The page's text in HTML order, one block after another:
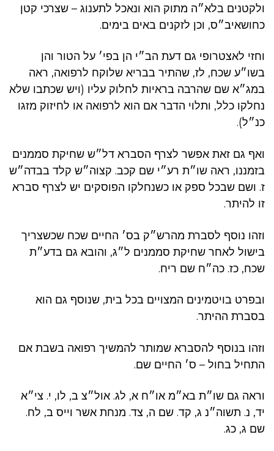
ולקטנים בלא״ה מתוק הוא ונאכל לתענוג – שצרכי קטן
כחושאיב״ס, וכן לזקנים באים בימים.
וחזי לאצטרופי גם דעת הב״י הן בפי׳ על הטור והן
בשו״ע שכח, לז, שהתיר בבריא שלוקח לרפואה, ראה
במג״א שם שהרבה בראיות לחלוק עליו (ויש שכתבו שלא
נחלקו כלל, ותלוי הדבר אם הוא לרפואה או לחיזוק מזגו
כנ״ל).
ואף גם זאת אפשר לצרף הסברא דל״ש שחיקת סממנים
בזמננו, ראה שו״ת רע״י שם קכב. קצוה״ש קלד בבדה״ש
ז. ושם שבכל ספק או כשנחלקו הפוסקים יש לצרף סברא
זו להיתר.
וזהו נוסף לסברת מהרש״ק בס׳ החיים שכח שכשצריך
בישול לאחר שחיקת סממנים ל״ג, והובא גם בדע״ת
שכח, כז. כה״ח שם ריח.
ובפרט בויטמינים המצויים בכל בית, שנוסף גם הוא
בסברת ההיתר.
וזהו בנוסף להסברא שמותר להמשיך רפואה בשבת אם
התחיל בחול – ס׳ החיים שם.
וראה גם שו״ת בא״מ או״ח א, לג. אול״צ ב, לו, י. צי״א
יד, נ. תשוה״נ ג, קד. שם ה, צד. מנחת אשר וייס ב, לח.
שם ג, כג.